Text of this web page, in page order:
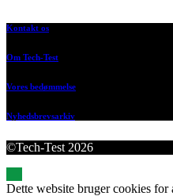
Kontakt os
Om Tech-Test
Vores bedømmelse
Nyhedsbrevsarkiv
©Tech-Test 2026
Dette website bruger cookies for